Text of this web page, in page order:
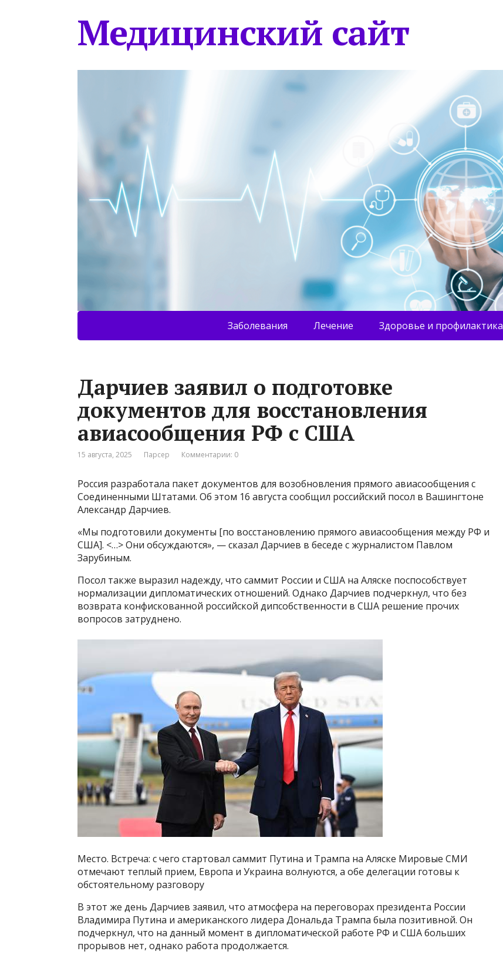
Медицинский сайт
Заболевания Лечение Здоровье и профилактика
Дарчиев заявил о подготовке
документов для восстановления
авиасообщения РФ с США
15 августа, 2025 Парсер Комментарии: 0
Россия разработала пакет документов для возобновления прямого авиасообщения с
Соединенными Штатами. Об этом 16 августа сообщил российский посол в Вашингтоне
Александр Дарчиев.
«Мы подготовили документы [по восстановлению прямого авиасообщения между РФ и
США]. <…> Они обсуждаются», — сказал Дарчиев в беседе с журналистом Павлом
Зарубиным.
Посол также выразил надежду, что саммит России и США на Аляске поспособствует
нормализации дипломатических отношений. Однако Дарчиев подчеркнул, что без
возврата конфискованной российской дипсобственности в США решение прочих
вопросов затруднено.
Место. Встреча: с чего стартовал саммит Путина и Трампа на Аляске Мировые СМИ
отмечают теплый прием, Европа и Украина волнуются, а обе делегации готовы к
обстоятельному разговору
В этот же день Дарчиев заявил, что атмосфера на переговорах президента России
Владимира Путина и американского лидера Дональда Трампа была позитивной. Он
подчеркнул, что на данный момент в дипломатической работе РФ и США больших
прорывов нет, однако работа продолжается.